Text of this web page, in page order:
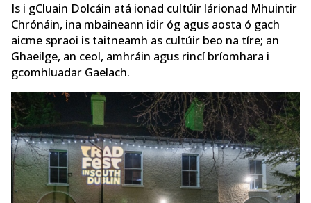
Is i gCluain Dolcáin atá ionad cultúir lárionad Mhuintir
Chrónáin, ina mbaineann idir óg agus aosta ó gach
aicme spraoi is taitneamh as cultúir beo na tíre; an
Ghaeilge, an ceol, amhráin agus rincí bríomhara i
gcomhluadar Gaelach.